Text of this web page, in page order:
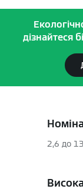
дізнайтеся
2,6 до